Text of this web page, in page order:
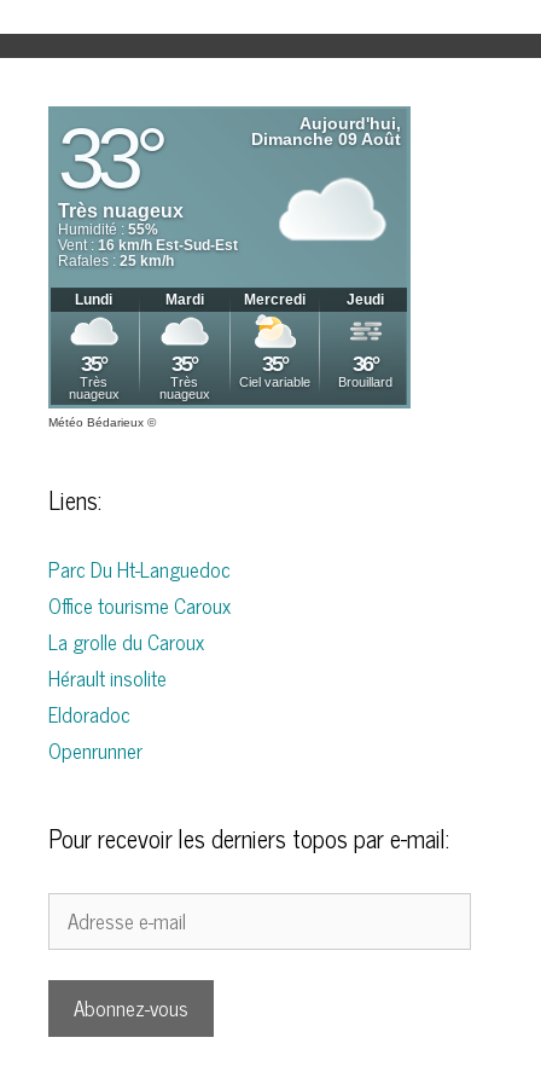
Météo Bédarieux ©
Liens:
Parc Du Ht-Languedoc
Office tourisme Caroux
La grolle du Caroux
Hérault insolite
Eldoradoc
Openrunner
Pour recevoir les derniers topos par e-mail:
Adresse
Abonnez-vous